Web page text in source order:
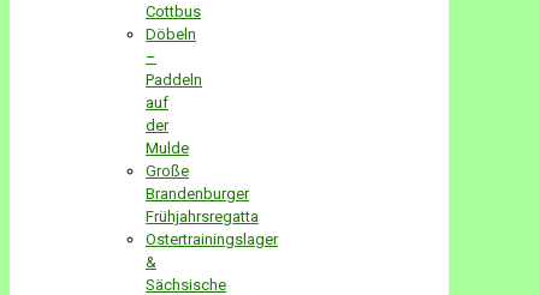
Cottbus
Döbeln
–
Paddeln
auf
der
Mulde
Große
Brandenburger
Frühjahrsregatta
Ostertrainingslager
&
Sächsische